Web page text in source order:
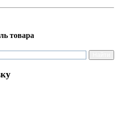
товара